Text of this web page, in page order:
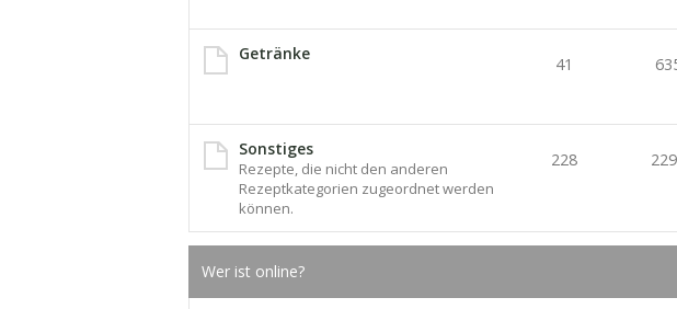
Getränke
41
Sonstiges
Rezepte, die nicht den anderen
Rezeptkategorien zugeordnet werden
können.
228
Wer ist online?